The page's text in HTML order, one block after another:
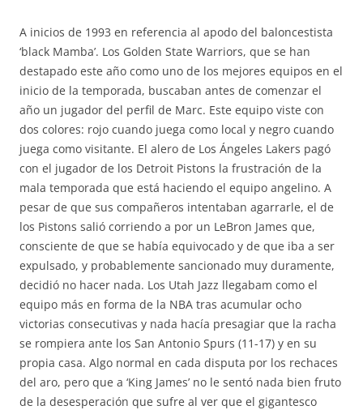
A inicios de 1993 en referencia al apodo del baloncestista
‘black Mamba’. Los Golden State Warriors, que se han
destapado este año como uno de los mejores equipos en el
inicio de la temporada, buscaban antes de comenzar el
año un jugador del perfil de Marc. Este equipo viste con
dos colores: rojo cuando juega como local y negro cuando
juega como visitante. El alero de Los Ángeles Lakers pagó
con el jugador de los Detroit Pistons la frustración de la
mala temporada que está haciendo el equipo angelino. A
pesar de que sus compañeros intentaban agarrarle, el de
los Pistons salió corriendo a por un LeBron James que,
consciente de que se había equivocado y de que iba a ser
expulsado, y probablemente sancionado muy duramente,
decidió no hacer nada. Los Utah Jazz llegabam como el
equipo más en forma de la NBA tras acumular ocho
victorias consecutivas y nada hacía presagiar que la racha
se rompiera ante los San Antonio Spurs (11-17) y en su
propia casa. Algo normal en cada disputa por los rechaces
del aro, pero que a ‘King James’ no le sentó nada bien fruto
de la desesperación que sufre al ver que el gigantesco